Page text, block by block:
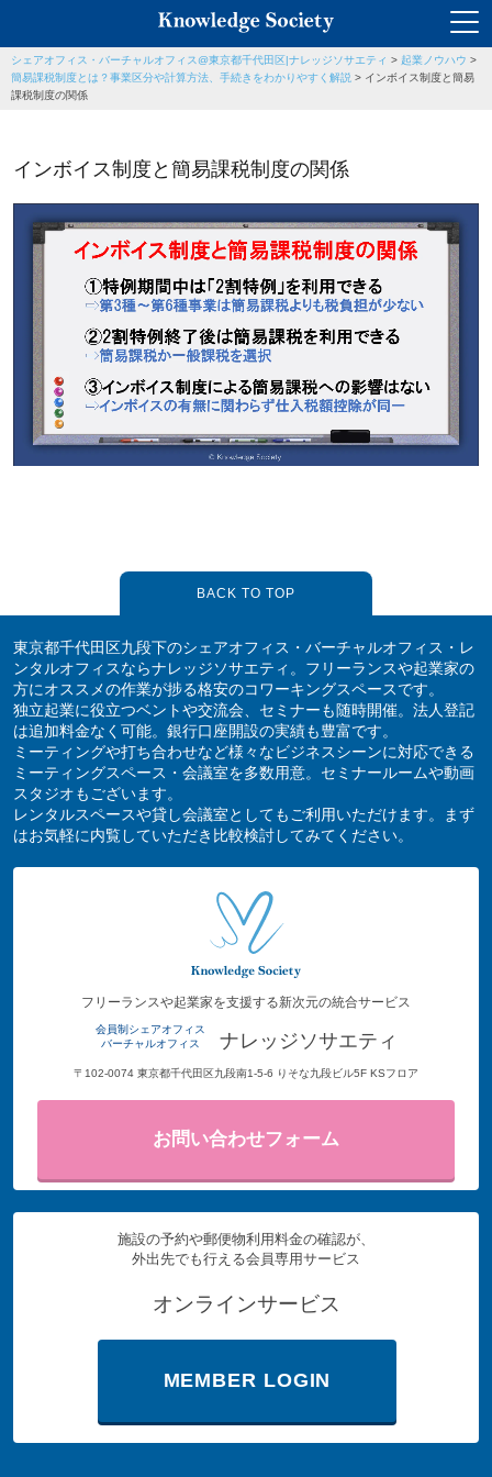
シェアオフィス・バーチャルオフィス@東京都千代田区|ナレッジソサエティ > 起業ノウハウ >
簡易課税制度とは？事業区分や計算方法、手続きをわかりやすく解説 > インボイス制度と簡易
課税制度の関係
インボイス制度と簡易課税制度の関係
BACK TO TOP
東京都千代田区九段下のシェアオフィス・バーチャルオフィス・レ
ンタルオフィスならナレッジソサエティ。フリーランスや起業家の
方にオススメの作業が捗る格安のコワーキングスペースです。
独立起業に役立つベントや交流会、セミナーも随時開催。法人登記
は追加料金なく可能。銀行口座開設の実績も豊富です。
ミーティングや打ち合わせなど様々なビジネスシーンに対応できる
ミーティングスペース・会議室を多数用意。セミナールームや動画
スタジオもございます。
レンタルスペースや貸し会議室としてもご利用いただけます。まず
はお気軽に内覧していただき比較検討してみてください。
フリーランスや起業家を支援する新次元の統合サービス
会員制シェアオフィス
バーチャルオフィス
ナレッジソサエティ
〒102-0074 東京都千代田区九段南1-5-6 りそな九段ビル5F KSフロア
お問い合わせフォーム
施設の予約や郵便物利用料金の確認が、
外出先でも行える会員専用サービス
オンラインサービス
MEMBER LOGIN